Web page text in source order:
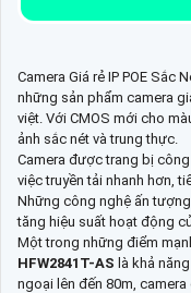
Camera Giá rẻ IP POE Sắc
những sản phẩm camera
việt. Với CMOS mới cho
ảnh sắc nét và trung thực.
Camera được trang bị
việc truyền tải nhanh hơn,
Những công nghệ ấn
tăng hiệu suất hoạt động
Một trong những điểm
HFW2841T-AS là khả
ngoại lên đến 80m,